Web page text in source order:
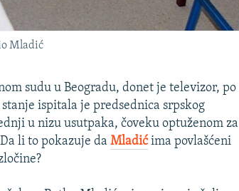
Mladić
sudu u Beogradu, donet je televizor, po
ispitala je predsednica srpskog
u nizu usutpaka, čoveku optuženom za
li to pokazuje daMladićima povlašćeni